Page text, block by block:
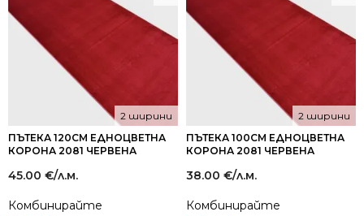
ПЪТЕКА 120СМ ЕДНОЦВЕТНА
КОРОНА 2081 ЧЕРВЕНА
2 ширини
45.00 €/л.м.
Комбинирайте
ПЪТЕКА 100СМ ЕДНОЦВЕТНА
КОРОНА 2081 ЧЕРВЕНА
2 ширини
38.00 €/л.м.
Комбинирайте